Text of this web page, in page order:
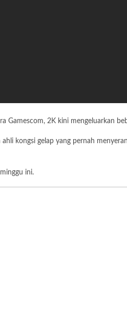
Gamescom, 2K kini mengeluarkan
kongsi gelap yang pernah
ini.